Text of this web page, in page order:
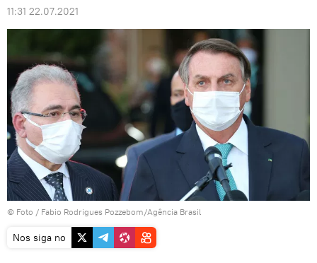
11:31 22.07.2021
© Foto / Fabio Rodrigues Pozzebom/Agência Brasil
Nos siga no